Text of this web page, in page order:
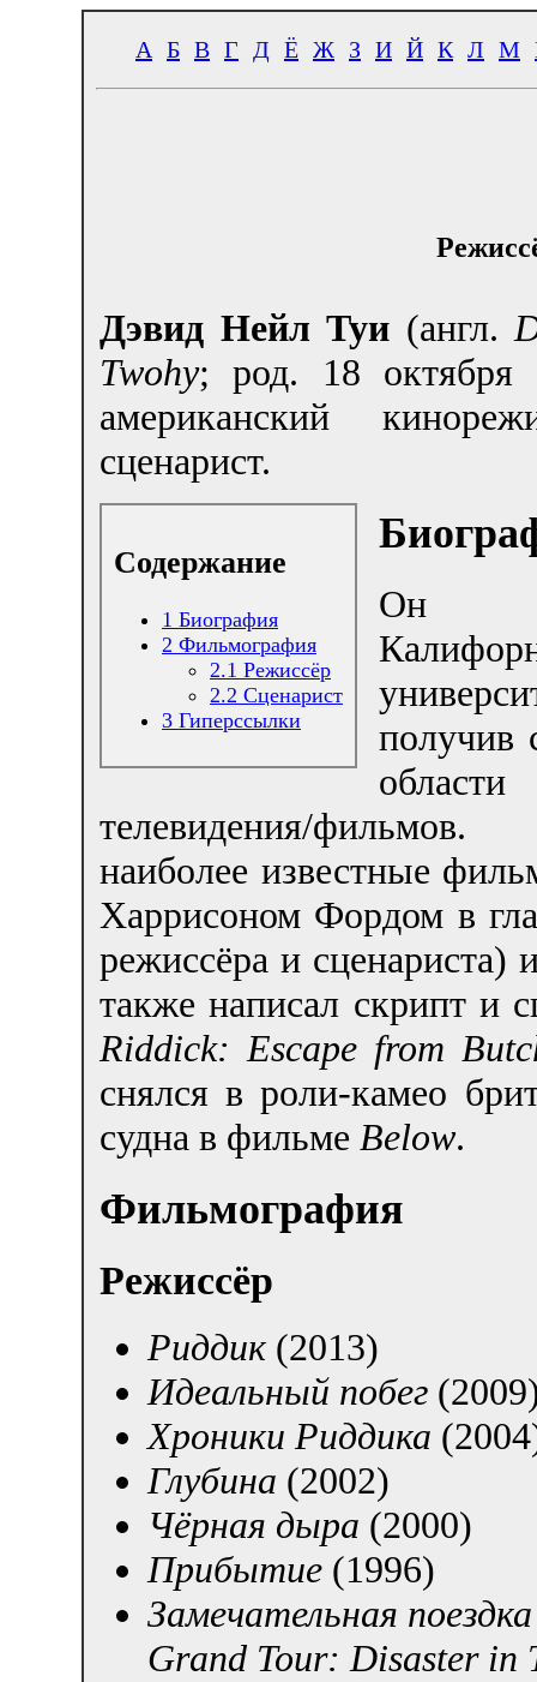
А Б В Г Д Ё Ж З И Й К Л М
Дэвид Нейл Туи (англ.
Twohy; род. 18
американский
сценарист.
Содержание
1 Биография
2 Фильмография
2.1 Режиссёр
2.2 Сценарист
3 Гиперссылки
Он
получив
телевидения/
наиболее известные
Харрисоном Фордом в
режиссёра и
также написал скрипт и
Riddick: Escape from
снялся в роли-камео
судна в фильме Below.
Фильмография
Режиссёр
Риддик (2013)
Идеальный побег
Хроники Риддика
Глубина (2002)
Чёрная дыра (2000)
Прибытие (1996)
Замечательная поездка
Grand Tour: Disaster in